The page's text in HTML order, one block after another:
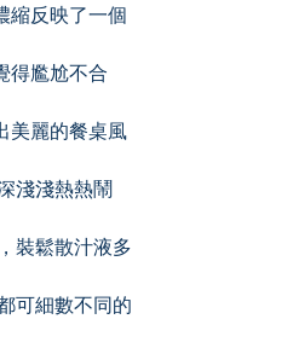
反映了一個
尷尬不合
麗的餐桌風
淺淺熱熱鬧
裝鬆散汁液多
可細數不同的